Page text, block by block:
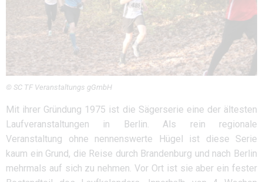
© SC TF Veranstaltungs gGmbH
Mit ihrer Gründung 1975 ist die Sägerserie eine der ältesten
Laufveranstaltungen in Berlin. Als rein regionale
Veranstaltung ohne nennenswerte Hügel ist diese Serie
kaum ein Grund, die Reise durch Brandenburg und nach Berlin
mehrmals auf sich zu nehmen. Vor Ort ist sie aber ein fester